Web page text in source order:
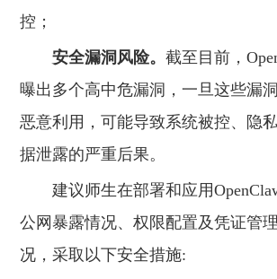
控；
安全漏洞风险。截至目前，
曝出多个高中危漏洞，一旦这些漏
恶意利用，可能导致系统被控、隐
据泄露的严重后果。
建议师生在部署和应用
公网暴露情况、权限配置及凭证管
况，采取以下安全措施: